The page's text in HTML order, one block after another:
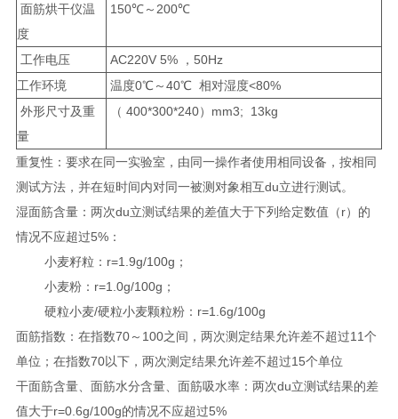
面筋烘干仪温
度
150℃～200℃
工作电压
AC220V 5% ，50Hz
工作环境
温度0℃～40℃ 相对湿度<80%
外形尺寸及重
量
（ 400*300*240）mm3; 13kg
重复性：要求在同一实验室，由同一操作者使用相同设备，按相同
测试方法，并在短时间内对同一被测对象相互du立进行测试。
湿面筋含量：两次du立测试结果的差值大于下列给定数值（r）的
情况不应超过5%：
小麦籽粒：r=1.9g/100g；
小麦粉：r=1.0g/100g；
硬粒小麦/硬粒小麦颗粒粉：r=1.6g/100g
面筋指数：在指数70～100之间，两次测定结果允许差不超过11个
单位；在指数70以下，两次测定结果允许差不超过15个单位
干面筋含量、面筋水分含量、面筋吸水率：两次du立测试结果的差
值大于r=0.6g/100g的情况不应超过5%